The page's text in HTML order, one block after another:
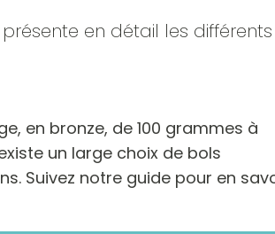
en détail les
en bronze, de 100 grammes à
un large choix de bols
Suivez notre guide pour en